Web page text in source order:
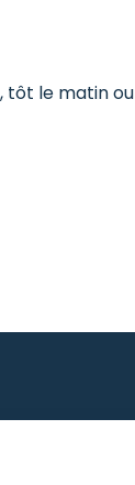
tôt le matin ou